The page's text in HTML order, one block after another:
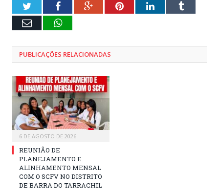
TwitterFacebookGoogle+PinterestLinkedInTumblr
E-
WhatsApp
PUBLICAÇÕES RELACIONADAS
6 DE AGOSTO DE 2026
REUNIÃO DE
PLANEJAMENTO E
ALINHAMENTO MENSAL
COM O SCFV NO DISTRITO
DE BARRA DO TARRACHIL